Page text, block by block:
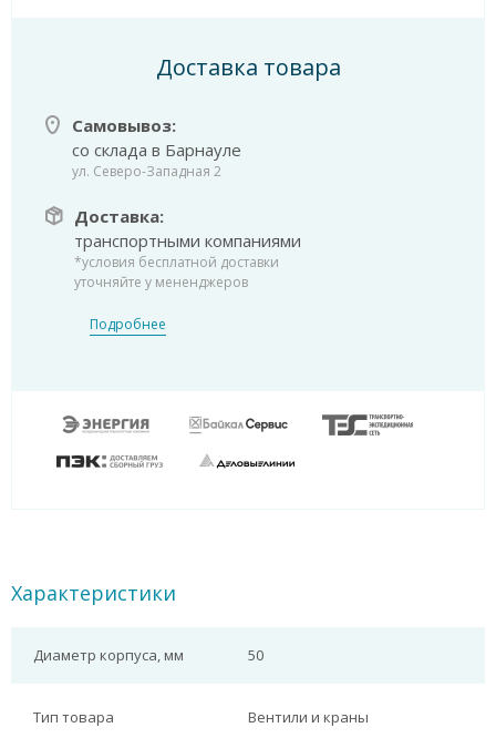
Доставка товара
Самовывоз:
со склада в Барнауле
ул. Северо-Западная 2
Доставка:
транспортными компаниями
*условия бесплатной доставки
уточняйте у мененджеров
Подробнее
Характеристики
Диаметр корпуса, мм 50
Тип товара Вентили и краны